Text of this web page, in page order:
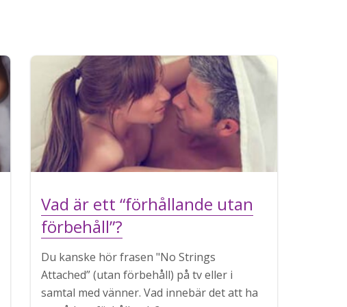
Vad är ett “förhållande utan
förbehåll”?
Du kanske hör frasen "No Strings
Attached” (utan förbehåll) på tv eller i
samtal med vänner. Vad innebär det att ha